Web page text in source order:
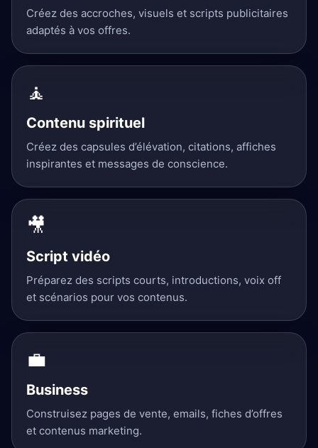
Créez des accroches, visuels et scripts publicitaires
adaptés à vos offres.
🧘
Contenu spirituel
Créez des capsules d’élévation, citations, affiches
inspirantes et messages de conscience.
🎥
Script vidéo
Préparez des scripts courts, introductions, voix off
et scénarios pour vos contenus.
💼
Business
Construisez pages de vente, emails, fiches d’offres
et contenus marketing.